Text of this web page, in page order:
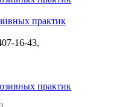
практик
16-43,